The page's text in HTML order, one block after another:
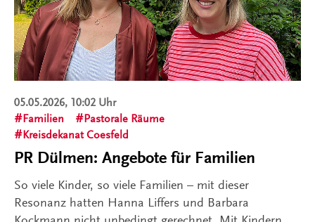
05.05.2026, 10:02 Uhr
Familien
Pastorale Räume
Kreisdekanat Coesfeld
PR Dülmen: Angebote für Familien
So viele Kinder, so viele Familien – mit dieser
Resonanz hatten Hanna Liffers und Barbara